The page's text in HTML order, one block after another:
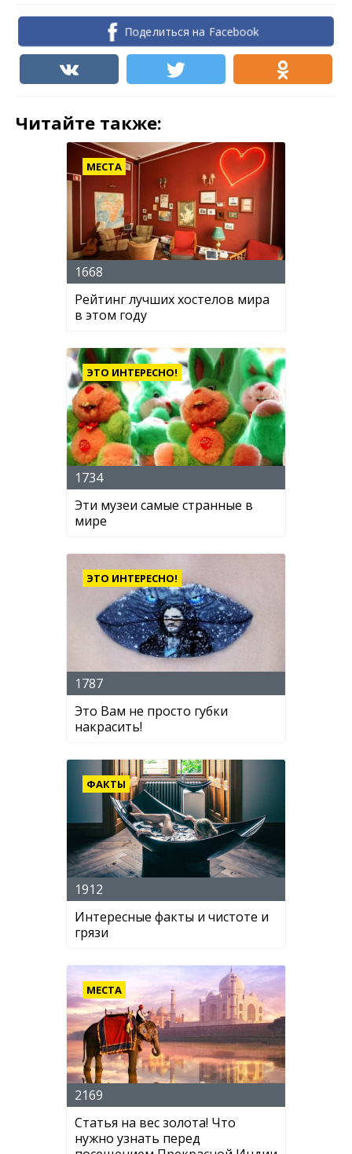
Поделиться на Facebook
Читайте также:
МЕСТА
1668
Рейтинг лучших хостелов мира
в этом году
ЭТО ИНТЕРЕСНО!
1734
Эти музеи самые странные в
мире
ЭТО ИНТЕРЕСНО!
1787
Это Вам не просто губки
накрасить!
ФАКТЫ
1912
Интересные факты и чистоте и
грязи
МЕСТА
2169
Статья на вес золота! Что
нужно узнать перед